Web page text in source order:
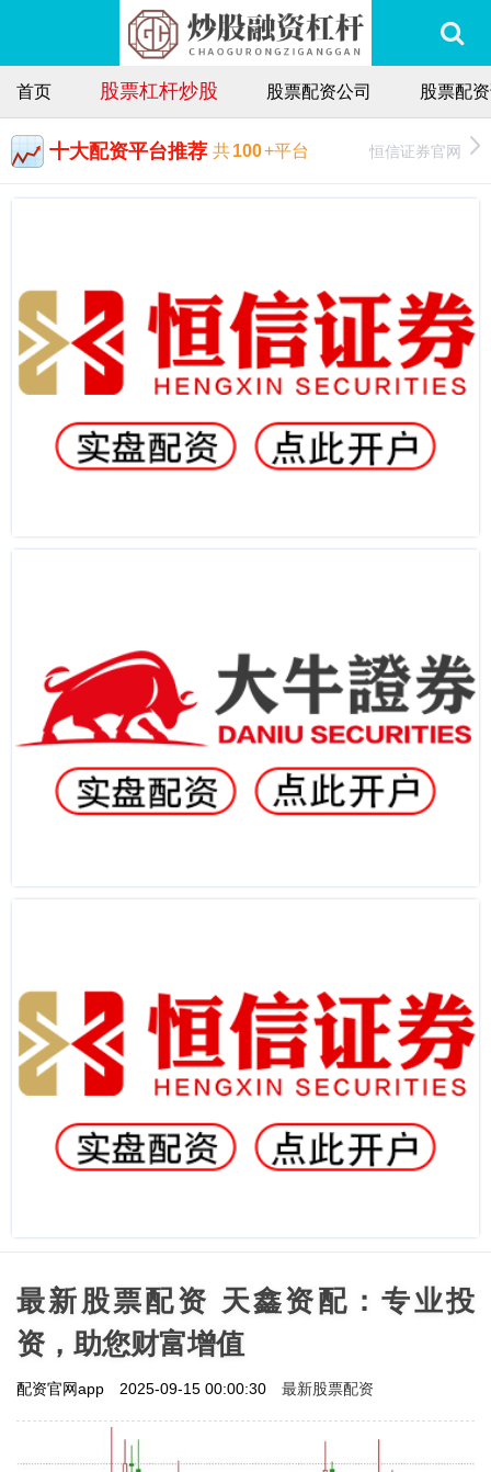
首页 股票杠杆炒股 股票配资公司 股票配
十大配资平台推荐 共100+平台 恒信证券官网
最新股票配资 天鑫资配：专业投
资，助您财富增值
配资官网app 2025-09-15 00:00:30 最新股票配资